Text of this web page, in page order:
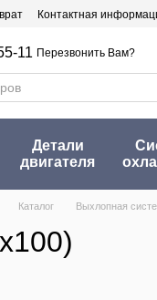
Контактная
11 Перезвонить Вам?
Детали
двигателя
Каталог Выхлопная